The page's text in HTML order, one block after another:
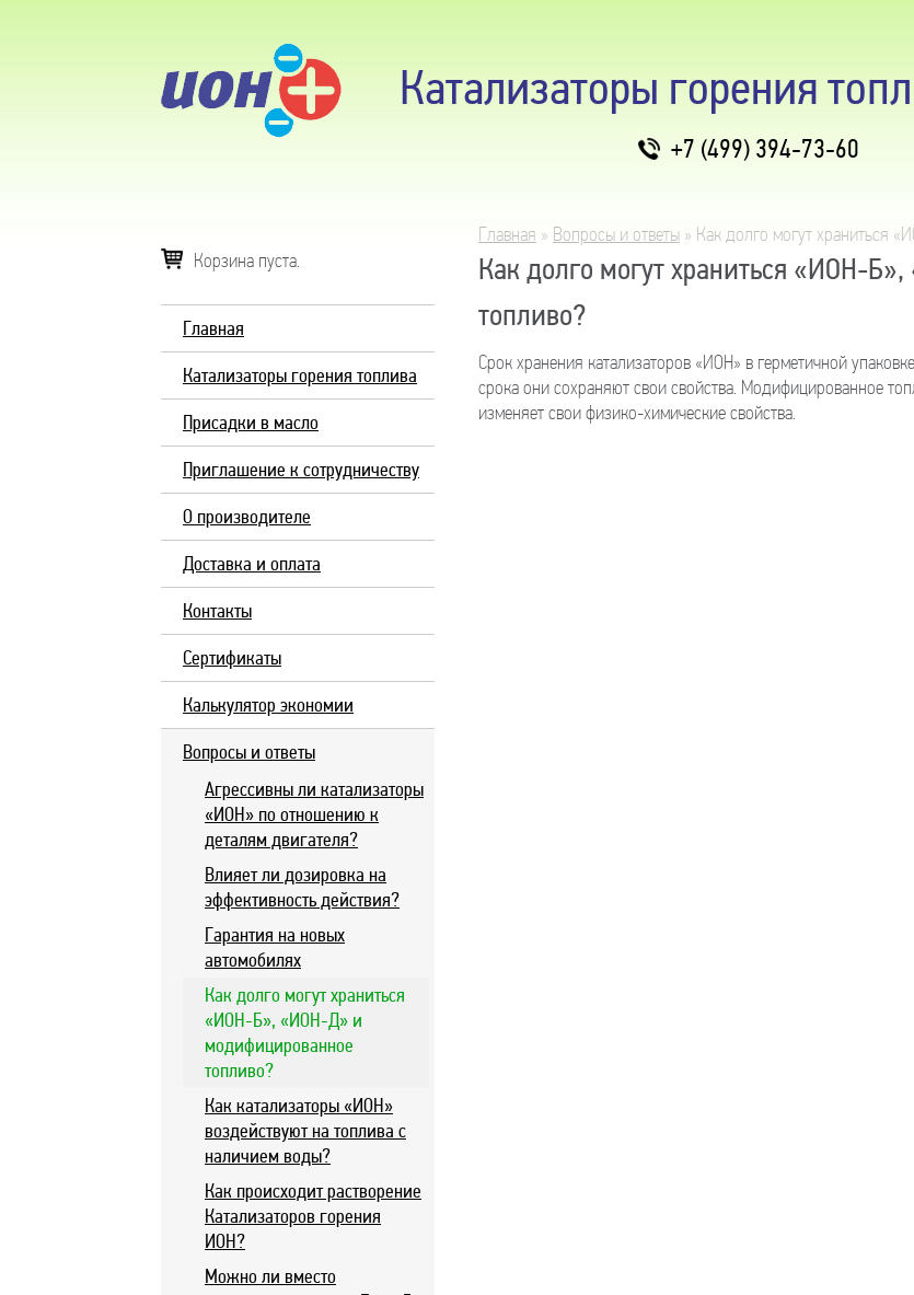
Катализаторы горения
+7 (499) 394-73-60
Корзина пуста.
Главная
Катализаторы горения топлива
Присадки в масло
Приглашение к сотрудничеству
О производителе
Доставка и оплата
Контакты
Сертификаты
Калькулятор экономии
Вопросы и ответы
Агрессивны ли катализаторы
«ИОН» по отношению к
деталям двигателя?
Влияет ли дозировка на
эффективность действия?
Гарантия на новых
автомобилях
Как долго могут храниться
«ИОН-Б», «ИОН-Д» и
модифицированное
топливо?
Как катализаторы «ИОН»
воздействуют на топлива с
наличием воды?
Как происходит растворение
Катализаторов горения
ИОН?
Можно ли вместо
Вы здесь
Главная » Вопросы и ответы » Как долго могут храниться
Как долго могут храниться «ИОН-
топливо?
Срок хранения катализаторов «ИОН» в герметичной
срока они сохраняют свои свойства. Модифицированное
изменяет свои физико-химические свойства.